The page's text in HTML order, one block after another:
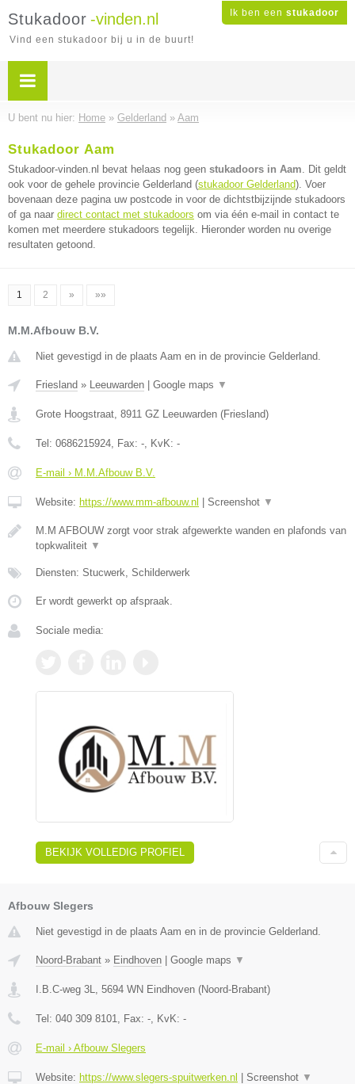
Ik ben een stukadoor
Stukadoor -vinden.nl
Vind een stukadoor bij u in de buurt!
U bent nu hier: Home » Gelderland » Aam
Stukadoor Aam
Stukadoor-vinden.nl bevat helaas nog geen stukadoors in Aam. Dit geldt
ook voor de gehele provincie Gelderland (stukadoor Gelderland). Voer
bovenaan deze pagina uw postcode in voor de dichtstbijzijnde stukadoors
of ga naar direct contact met stukadoors om via één e-mail in contact te
komen met meerdere stukadoors tegelijk. Hieronder worden nu overige
resultaten getoond.
1 2 » »»
M.M.Afbouw B.V.
Niet gevestigd in de plaats Aam en in de provincie Gelderland.
Friesland » Leeuwarden Google maps ▼
Grote Hoogstraat, 8911 GZ Leeuwarden (Friesland)
Tel: 0686215924, Fax: -, KvK: -
E-mail › M.M.Afbouw B.V.
Website: https://www.mm-afbouw.nl Screenshot ▼
M.M AFBOUW zorgt voor strak afgewerkte wanden en plafonds van
topkwaliteit ▼
Diensten: Stucwerk, Schilderwerk
Er wordt gewerkt op afspraak.
Sociale media:
BEKIJK VOLLEDIG PROFIEL
Afbouw Slegers
Niet gevestigd in de plaats Aam en in de provincie Gelderland.
Noord-Brabant » Eindhoven | Google maps ▼
I.B.C-weg 3L 5694 WN Eindhoven (Noord-Brabant)
Tel: 040 309 8101 , Fax: - , KvK: -
E-mail › Afbouw Slegers
Website: https://www.slegers-spuitwerken.nl | Screenshot ▼